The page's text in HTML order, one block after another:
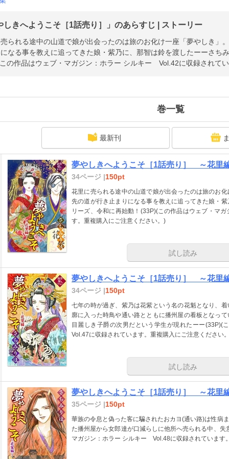
しきへようこそ［1話売り］」のあらすじ | ストーリー
られる途中の山道で娘が出会ったのは旅のお化け一座「夢やしき」
なる事を教えに追ってきた娘・紫乃に、那智は鈴を渡したーーさち
の作品はウェブ・マガジン：ホラー シルキー Vol.42に収録されて
巻一覧
最新刊
夢やしきへようこそ［1話売り］ ～花里
34ページ |150pt
花里に売られる途中の山道で娘が出会ったのは旅のお
先の道が行き止まりになる事を教えに追ってきた娘・
リーズ、令和に再始動！(33P)(この作品はウェブ・マ
す。重複購入にご注意ください。)
試し読み
夢やしきへようこそ［1話売り］ ～花里
34ページ |150pt
七年の時が過ぎ、紫乃は花紫という名の花魁となり、
廓に入った時鳥や通い路とともに播州屋の看板となっ
目麗しき子爵の次男だという学生が現れたーー
Vol.47に収録されています。重複購入にご注意ください
試し読み
夢やしきへようこそ［1話売り］ ～花里
35ページ |150pt
華族の令息と偽った客に騙されたおカヨ(通い路)は性病
た播州屋から女郎達が口減らしに他所へ売られる中、
マガジン：ホラー シルキー Vol.48に収録されています